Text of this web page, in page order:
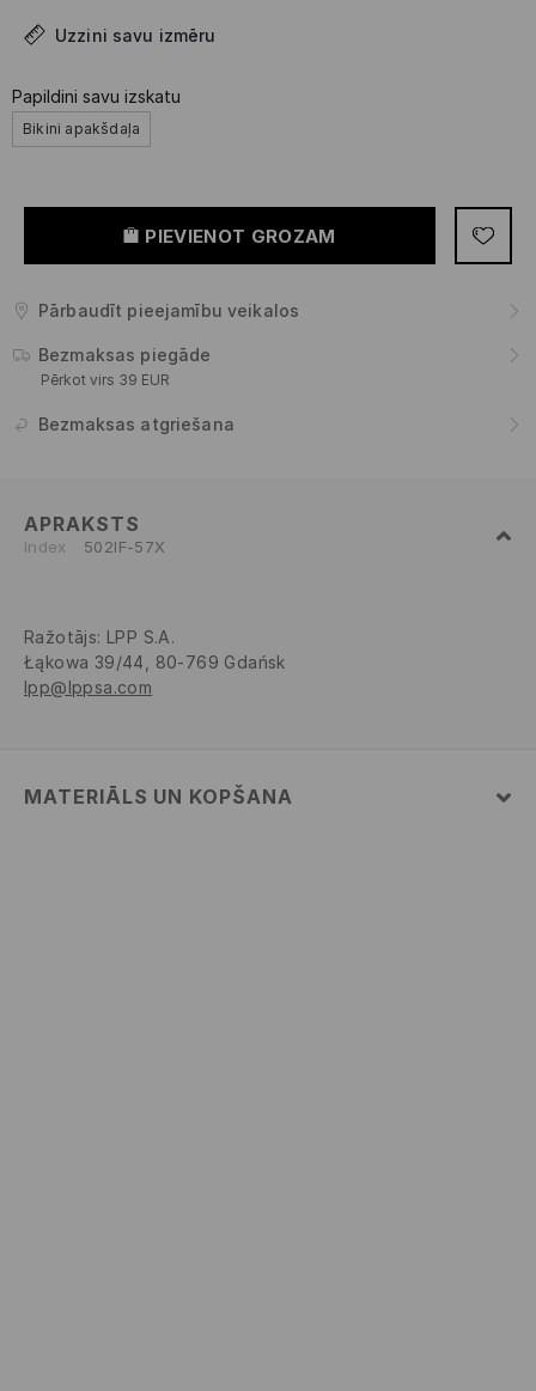
Uzzini savu izmēru
Papildini savu izskatu
Bikini apakšdaļa
PIEVIENOT GROZAM
Pārbaudīt pieejamību veikalos
Bezmaksas piegāde
Pērkot virs 39 EUR
Bezmaksas atgriešana
APRAKSTS
Index 502IF-57X
Ražotājs: LPP S.A.
Łąkowa 39/44, 80-769 Gdańsk
lpp@lppsa.com
MATERIĀLS UN KOPŠANA